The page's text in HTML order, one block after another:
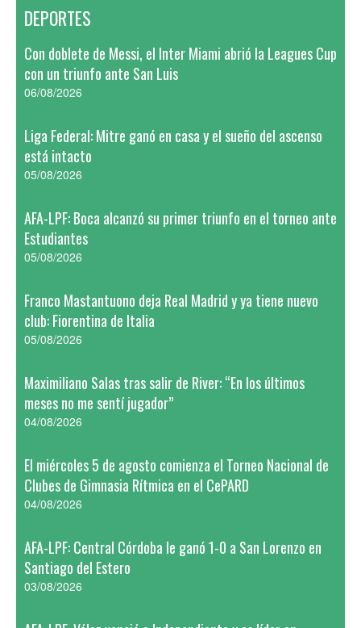
DEPORTES
Con doblete de Messi, el Inter Miami abrió la Leagues Cup
con un triunfo ante San Luis
06/08/2026
Liga Federal: Mitre ganó en casa y el sueño del ascenso
está intacto
05/08/2026
AFA-LPF: Boca alcanzó su primer triunfo en el torneo ante
Estudiantes
05/08/2026
Franco Mastantuono deja Real Madrid y ya tiene nuevo
club: Fiorentina de Italia
05/08/2026
Maximiliano Salas tras salir de River: “En los últimos
meses no me sentí jugador”
04/08/2026
El miércoles 5 de agosto comienza el Torneo Nacional de
Clubes de Gimnasia Rítmica en el CePARD
04/08/2026
AFA-LPF: Central Córdoba le ganó 1-0 a San Lorenzo en
Santiago del Estero
03/08/2026